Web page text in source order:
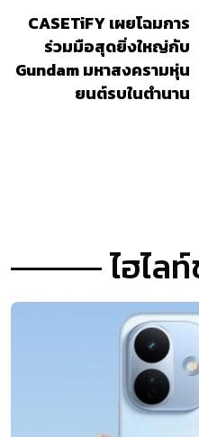
CASETiFY เผยโฉมการ
ร่วมมือสุดยิ่งใหญ่กับ
Gundam มหาสงครามหุ่น
ยนต์รบในตำนาน
ไฮไล